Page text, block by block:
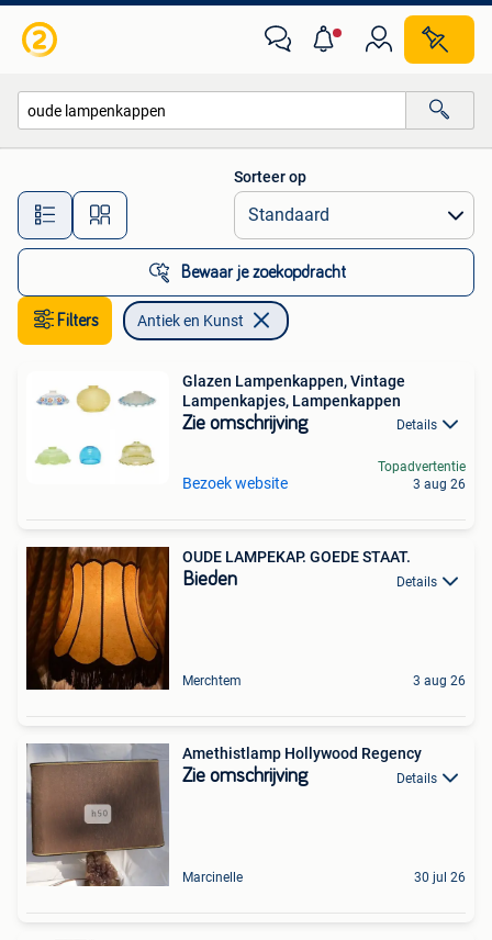
Alle afstanden…
Sorteer op
Bewaar je zoekopdracht
Filters Antiek en Kunst
Glazen Lampenkappen, Vintage
Lampenkapjes, Lampenkappen
Zie omschrijving Details
Bezoek website
Topadvertentie
3 aug 26
OUDE LAMPEKAP. GOEDE STAAT.
Bieden Details
Merchtem 3 aug 26
Amethistlamp Hollywood Regency
Zie omschrijving Details
Marcinelle 30 jul 26